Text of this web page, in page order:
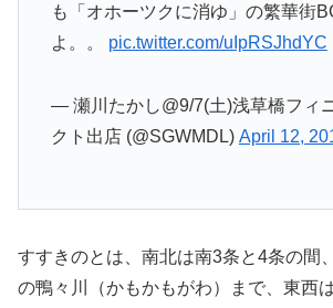
も「オホーツクに消ゆ」の繁華街
よ。。 pic.twitter.com/uIpRSJhdYC
— 瀬川たかし@9/7(土)浅草橋フィ
クト出店 (@SGWMDL) April 12,
すすきのとは、南北は南3条と4条の間
の鴨々川（かもかもがわ）まで、東西